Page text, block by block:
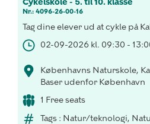
Nr.: 4096-26-00-16
Tag dine elever ud at cykle på
02-09-2026 kl. 09:30 -
Københavns Naturskole,
Baser udenfor København
1 Free seats
Tags : Natur/teknologi,